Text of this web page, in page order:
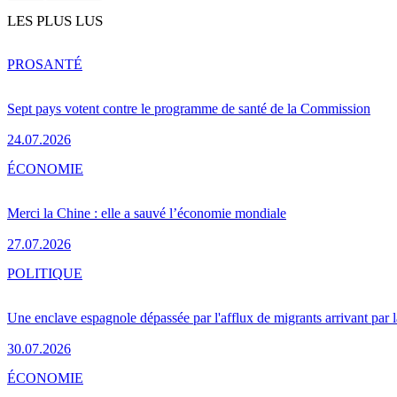
LES PLUS LUS
Sept pays votent contre le programme de santé de la Commission
24.07.2026
PROSANTÉ
Merci la Chine : elle a sauvé l’économie mondiale
27.07.2026
ÉCONOMIE
Une enclave espagnole dépassée par l'afflux de migrants arrivant par
30.07.2026
POLITIQUE
ÉCONOMIE